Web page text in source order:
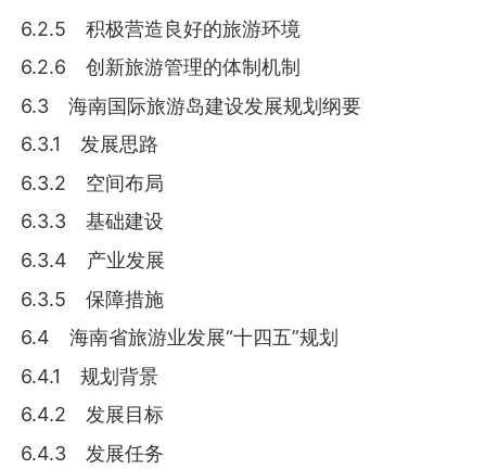
6.2.5 积极营造良好的旅游环境
6.2.6 创新旅游管理的体制机制
6.3 海南国际旅游岛建设发展规划纲要
6.3.1 发展思路
6.3.2 空间布局
6.3.3 基础建设
6.3.4 产业发展
6.3.5 保障措施
6.4 海南省旅游业发展“十四五”规划
6.4.1 规划背景
6.4.2 发展目标
6.4.3 发展任务